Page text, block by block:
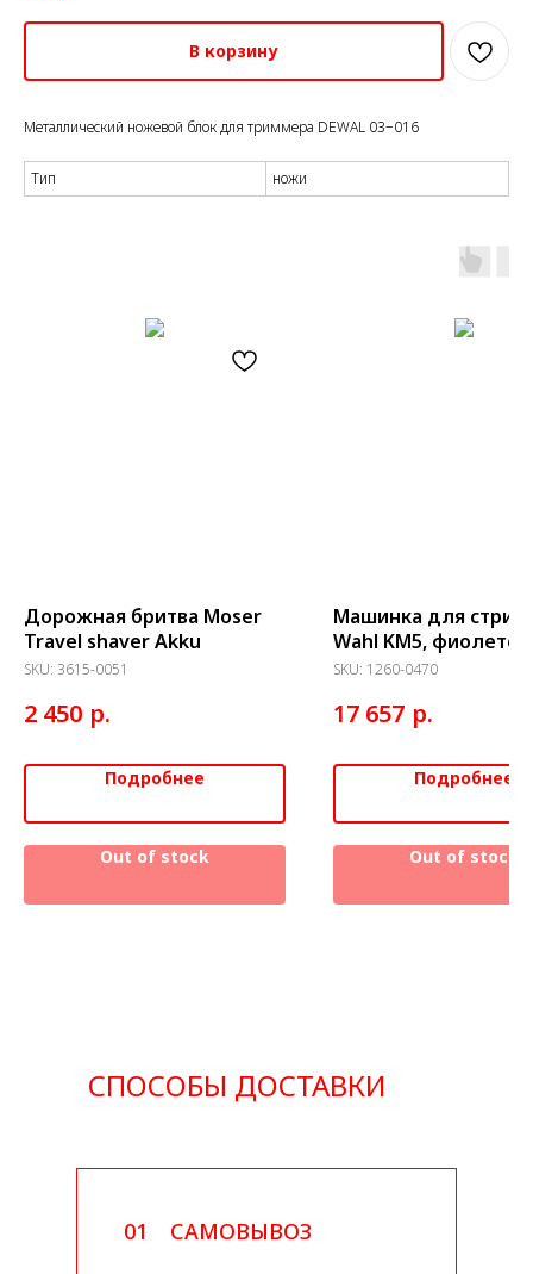
В корзину
Металлический ножевой блок для триммера DEWAL 03−016
Тип ножи
Дорожная бритва Moser
Travel shaver Akku
SKU: 3615-0051
2 450 р.
Подробнее
Out of stock
Машинка для
Wahl KM5,
нож 2мм
SKU: 1260-0470
17 657 р.
Подробнее
Out of stock
СПОСОБЫ ДОСТАВКИ
САМОВЫВОЗ
01